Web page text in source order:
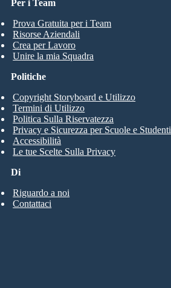
Per i Team
Prova Gratuita per i Team
Risorse Aziendali
Crea per Lavoro
Unire la mia Squadra
Di
Riguardo a noi
Contattaci
Politiche
Copyright Storyboard e Utilizzo
Termini di Utilizzo
Politica Sulla Riservatezza
Privacy e Sicurezza per Scuole e Studenti
Accessibilità
Le tue Scelte Sulla Privacy